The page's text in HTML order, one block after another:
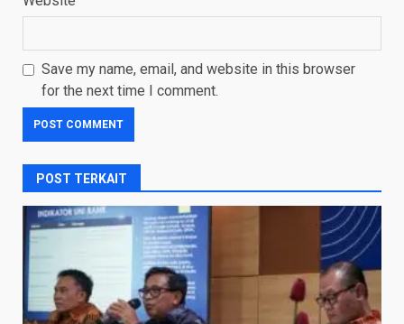
Save my name, email, and website in this browser
for the next time I comment.
POST TERKAIT